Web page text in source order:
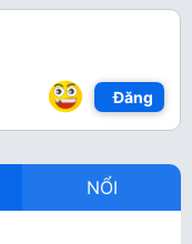
Đăng
NỔI